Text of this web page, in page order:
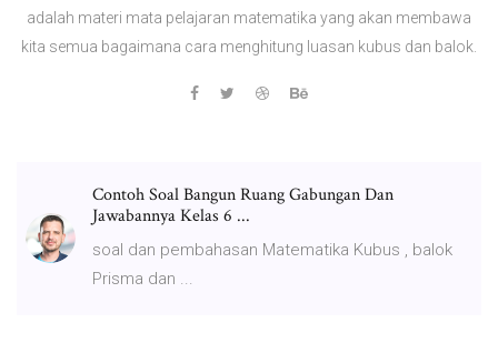
adalah materi mata pelajaran matematika yang akan membawa
kita semua bagaimana cara menghitung luasan kubus dan balok.
Contoh Soal Bangun Ruang Gabungan Dan
Jawabannya Kelas 6 ...
soal dan pembahasan Matematika Kubus , balok
Prisma dan ...